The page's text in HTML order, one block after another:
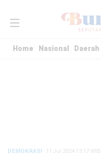
Home Nasional Daerah
DEMOKRASI · 11 Jul 2024 13:17WIB